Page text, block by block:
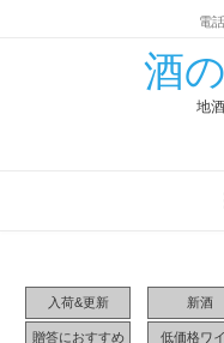
電
酒
地
入荷&更新 新酒
贈答におすすめ 低価格ワ